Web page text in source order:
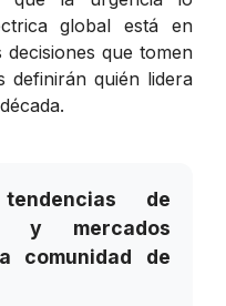
global está en
que tomen
definirán quién lidera
de
y mercados
comunidad de